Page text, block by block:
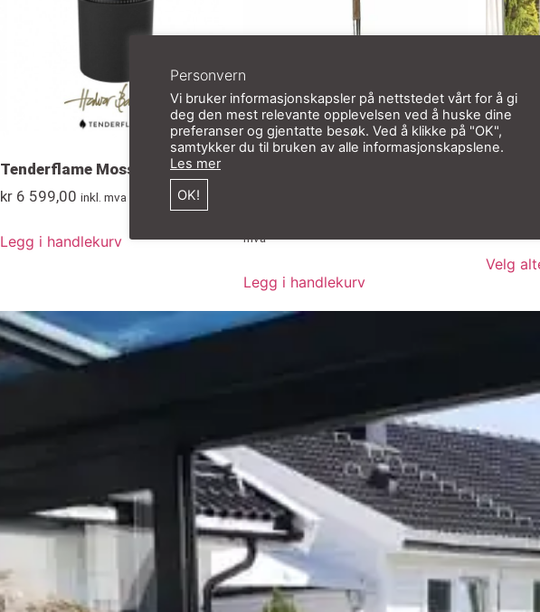
Tenderflame Mossel Bay 90
kr6 599,00 inkl. mva
Legg i handlekurv
mva
Legg i handlekurv
PVC
Velg
Personvern
Vi bruker informasjonskapsler på nettstedet vårt for å gi
deg den mest relevante opplevelsen ved å huske dine
preferanser og gjentatte besøk. Ved å klikke på "OK",
samtykker du til bruken av alle informasjonskapslene.
Les mer
OK!